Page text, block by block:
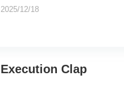
2025/12/18
Execution Clap